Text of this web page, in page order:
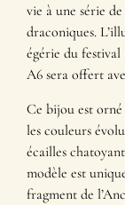
vie à une série
draconiques.
égérie du
A6 sera offert
Ce bijou est orné
les couleurs
écailles
modèle est
fragment de